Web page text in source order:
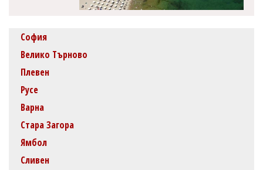
София
Велико Търново
Плевен
Русе
Варна
Стара Загора
Ямбол
Сливен